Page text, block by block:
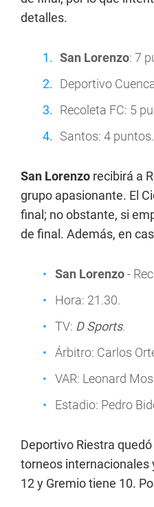
detalles.
San Lorenzo: 7
Deportivo
Recoleta FC: 5
Santos: 4 puntos.
San Lorenzo recibirá a
grupo apasionante. El
final; no obstante, si
de final. Además, en
San Lorenzo-
Hora: 21.30.
TV: D Sports.
Árbitro: Carlos
VAR: Leonard
Estadio: Pedro
Deportivo Riestra
torneos internacionales
12 y Gremio tiene 10.